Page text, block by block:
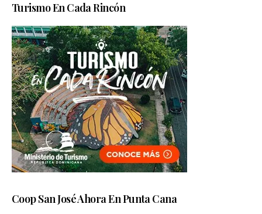
Turismo En Cada Rincón
Coop San José Ahora En Punta Cana